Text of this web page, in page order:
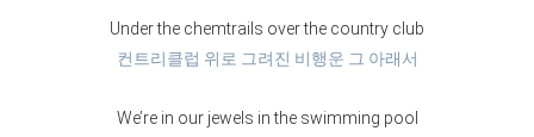
Under the chemtrails over the country club
컨트리클럽 위로 그려진 비행운 그 아래서
We’re in our jewels in the swimming pool